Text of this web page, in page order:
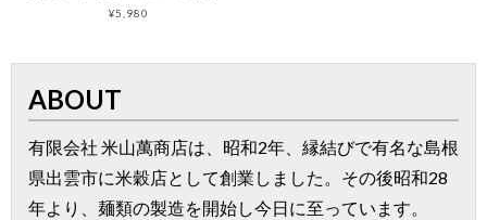
¥5,980
ABOUT
有限会社 米山萬商店は、昭和2年、縁結びで有名な島根
県出雲市に米穀店として創業しました。その後昭和28
年より、麺類の製造を開始し今日に至っています。